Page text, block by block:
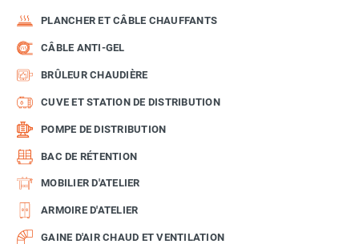
PLANCHER ET CÂBLE CHAUFFANTS
CÂBLE ANTI-GEL
BRÛLEUR CHAUDIÈRE
CUVE ET STATION DE DISTRIBUTION
POMPE DE DISTRIBUTION
BAC DE RÉTENTION
MOBILIER D'ATELIER
ARMOIRE D'ATELIER
GAINE D'AIR CHAUD ET VENTILATION